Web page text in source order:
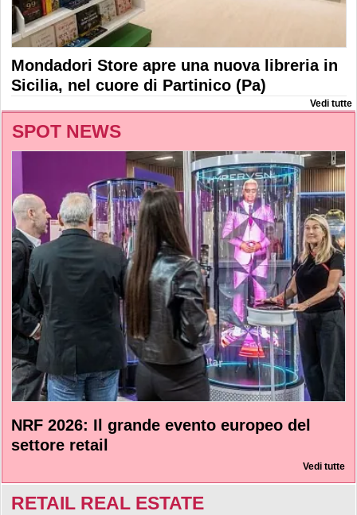
Mondadori Store apre una nuova libreria in
Sicilia, nel cuore di Partinico (Pa)
Vedi tutte
SPOT NEWS
NRF 2026: Il grande evento europeo del
settore retail
Vedi tutte
RETAIL REAL ESTATE